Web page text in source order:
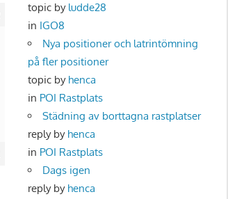
topic by ludde28
in IGO8
Nya positioner och latrintömning
på fler positioner
topic by henca
in POI Rastplats
Städning av borttagna rastplatser
reply by henca
in POI Rastplats
Dags igen
reply by henca